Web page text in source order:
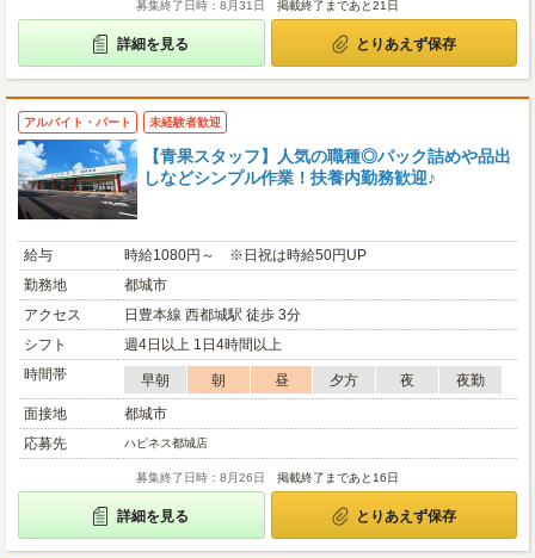
募集終了日時：8月31日 掲載終了まであと21日
詳細を見る とりあえず保存
アルバイト・パート 未経験者歓迎
【青果スタッフ】人気の職種◎パック詰めや品出
しなどシンプル作業！扶養内勤務歓迎♪
給与
時給1080円～ ※日祝は時給50円UP
勤務地
都城市
アクセス
日豊本線 西都城駅 徒歩 3分
シフト
週4日以上 1日4時間以上
時間帯
早朝 朝 昼 夕方 夜
夜勤
面接地
都城市
応募先
ハピネス都城店
募集終了日時：8月26日 掲載終了まであと16日
詳細を見る とりあえず保存